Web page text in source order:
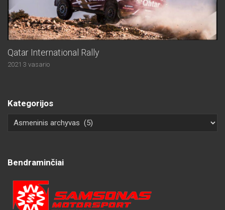
Qatar International Rally
2021 3 vasario
Kategorijos
Bendraminčiai